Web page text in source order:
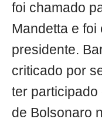
foi chamado
Mandetta e
presidente.
criticado por
ter participado
de Bolsonaro